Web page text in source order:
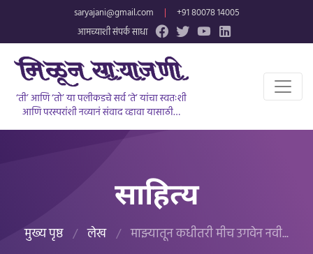
saryajani@gmail.com |
+91 80078 14005
आमच्याशी संपर्क साधा
‘ती’ आणि ‘तो’ या पलीकडचे सर्व ‘ते’ यांचा स्वतःशी
आणि परस्परांशी नव्यानं संवाद व्हावा यासाठी…
साहित्य
मुख्य पृष्ठ / लेख / माझ्यातून कधीतरी मीच उगवेन नवी...